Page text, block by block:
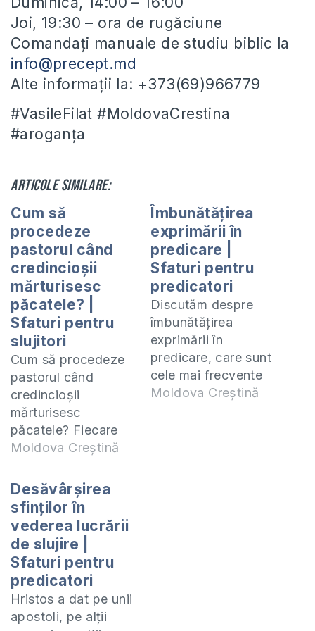
Joi, 19:30 – ora de rugăciune
Comandați manuale de studiu biblic la
info@precept.md
Alte informații la: +373(69)966779
#VasileFilat #MoldovaCrestina
#aroganța
Articole similare:
Cum să
procedeze
pastorul când
credincioșii
mărturisesc
păcatele? |
Sfaturi pentru
slujitori
Cum să procedeze
pastorul când
credincioșii
mărturisesc
păcatele? Fiecare
credincios duce o
este într-o continue
confruntare cu
păcatul. Dacă nu
veghează, ajunge să
fie doborât sau să
șchiopăteze.
Dumnezeu a pus în
Biserică slujitori să
pe credincioși în
Moldova Creștină
Îmbunătățirea
exprimării în
predicare |
Sfaturi pentru
predicatori
Discutăm despre
îmbunătățirea
exprimării în
predicare, care sunt
cele mai frecvente
greșeli de exprimare
Moldova Creștină
Desăvârșirea
sfinților în
vederea lucrării
de slujire |
Sfaturi pentru
predicatori
Hristos a dat pe unii
apostoli, pe alții